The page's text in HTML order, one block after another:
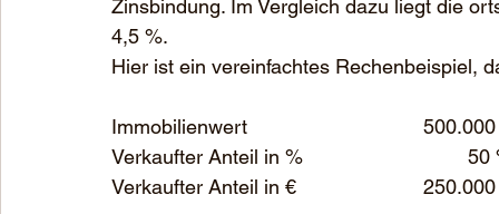
Zinsbindung. Im Vergleich dazu liegt die
4,5 %.
Hier ist ein vereinfachtes Rechenbeispiel,
Immobilienwert
Verkaufter Anteil
Verkaufter Anteil in €